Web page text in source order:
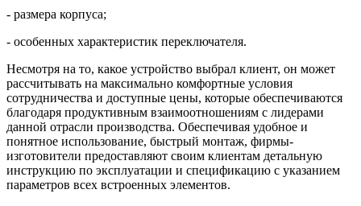
- размера корпуса;
- особенных характеристик переключателя.
Несмотря на то, какое устройство выбрал клиент, он может
рассчитывать на максимально комфортные условия
сотрудничества и доступные цены, которые обеспечиваются
благодаря продуктивным взаимоотношениям с лидерами
данной отрасли производства. Обеспечивая удобное и
понятное использование, быстрый монтаж, фирмы-
изготовители предоставляют своим клиентам детальную
инструкцию по эксплуатации и спецификацию с указанием
параметров всех встроенных элементов.